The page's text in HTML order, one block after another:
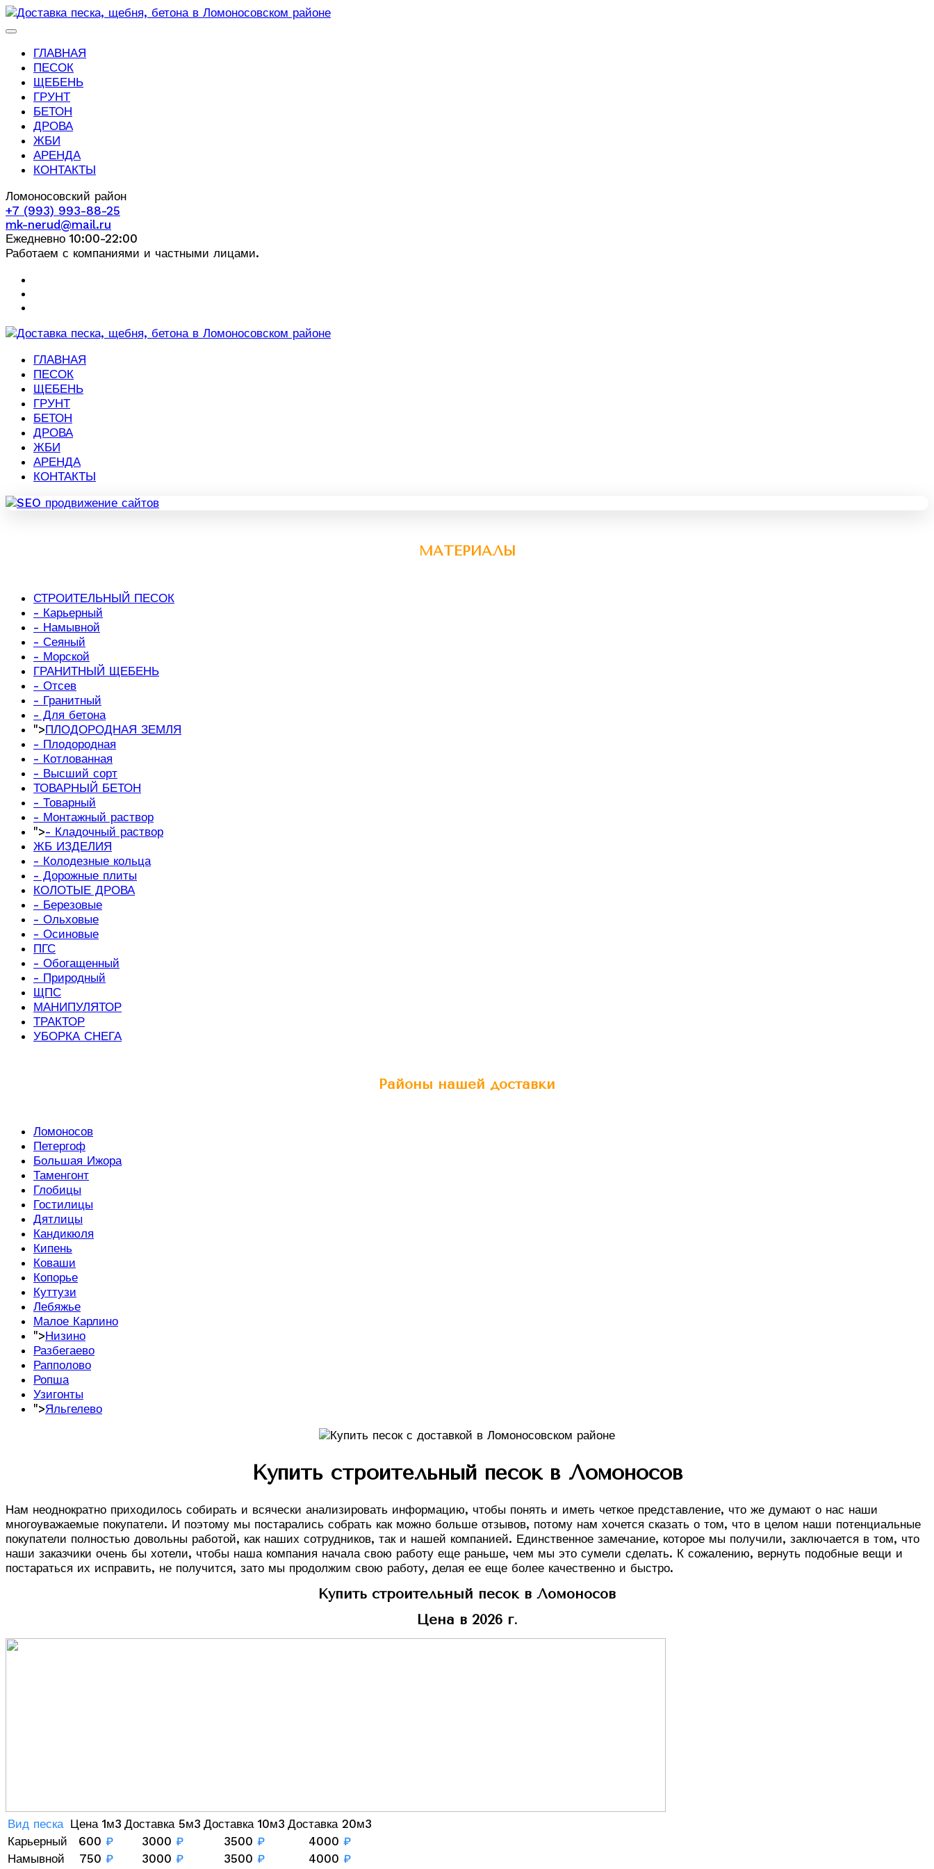
ГЛАВНАЯ
ПЕСОК
ЩЕБЕНЬ
ГРУНТ
БЕТОН
ДРОВА
ЖБИ
АРЕНДА
КОНТАКТЫ
Ломоносовский район
+7 (993) 993-88-25
mk-nerud@mail.ru
Ежедневно 10:00-22:00
Работаем с компаниями и частными лицами.
ГЛАВНАЯ
ПЕСОК
ЩЕБЕНЬ
ГРУНТ
БЕТОН
ДРОВА
ЖБИ
АРЕНДА
КОНТАКТЫ
МАТЕРИАЛЫ
СТРОИТЕЛЬНЫЙ ПЕСОК
- Карьерный
- Намывной
- Сеяный
- Морской
ГРАНИТНЫЙ ЩЕБЕНЬ
- Отсев
- Гранитный
- Для бетона
">ПЛОДОРОДНАЯ ЗЕМЛЯ
- Плодородная
- Котлованная
- Высший сорт
ТОВАРНЫЙ БЕТОН
- Товарный
- Монтажный раствор
">- Кладочный раствор
ЖБ ИЗДЕЛИЯ
- Колодезные кольца
- Дорожные плиты
КОЛОТЫЕ ДРОВА
- Березовые
- Ольховые
- Осиновые
ПГС
- Обогащенный
- Природный
ЩПС
МАНИПУЛЯТОР
ТРАКТОР
УБОРКА СНЕГА
Районы нашей доставки
Ломоносов
Петергоф
Большая Ижора
Таменгонт
Глобицы
Гостилицы
Дятлицы
Кандикюля
Кипень
Коваши
Копорье
Куттузи
Лебяжье
Малое Карлино
">Низино
Разбегаево
Рапполово
Ропша
Узигонты
">Яльгелево
Купить строительный песок в Ломоносов
Нам неоднократно приходилось собирать и всячески анализировать информацию, чтобы понять и иметь четкое представление, что же думают о нас наши
многоуважаемые покупатели. И поэтому мы постарались собрать как можно больше отзывов, потому нам хочется сказать о том, что в целом наши потенциальные
покупатели полностью довольны работой, как наших сотрудников, так и нашей компанией. Единственное замечание, которое мы получили, заключается в том, что
наши заказчики очень бы хотели, чтобы наша компания начала свою работу еще раньше, чем мы это сумели сделать. К сожалению, вернуть подобные вещи и
постараться их исправить, не получится, зато мы продолжим свою работу, делая ее еще более качественно и быстро.
Купить строительный песок в Ломоносов
Цена в 2026 г.
Вид песка Цена 1м3 Доставка 5м3 Доставка 10м3 Доставка 20м3
Карьерный
600 ₽ 3000 ₽ 3500 ₽ 4000 ₽
Намывной
750 ₽ 3000 ₽ 3500 ₽ 4000 ₽